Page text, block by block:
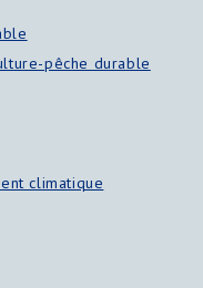
pêche durable
climatique